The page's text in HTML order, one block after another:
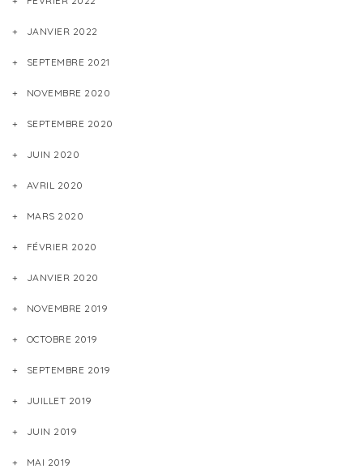
JANVIER 2022
SEPTEMBRE 2021
NOVEMBRE 2020
SEPTEMBRE 2020
JUIN 2020
AVRIL 2020
MARS 2020
FÉVRIER 2020
JANVIER 2020
NOVEMBRE 2019
OCTOBRE 2019
SEPTEMBRE 2019
JUILLET 2019
JUIN 2019
MAI 2019